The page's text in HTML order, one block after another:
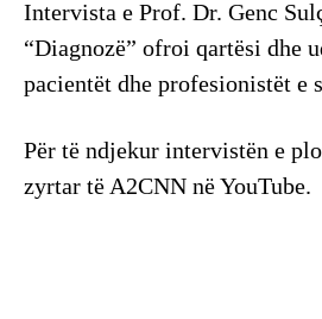
Intervista e Prof. Dr. Genc
“Diagnozë” ofroi qartësi dhe
pacientët dhe profesionistët e
Për të ndjekur intervistën e
zyrtar të A2CNN në YouTube.